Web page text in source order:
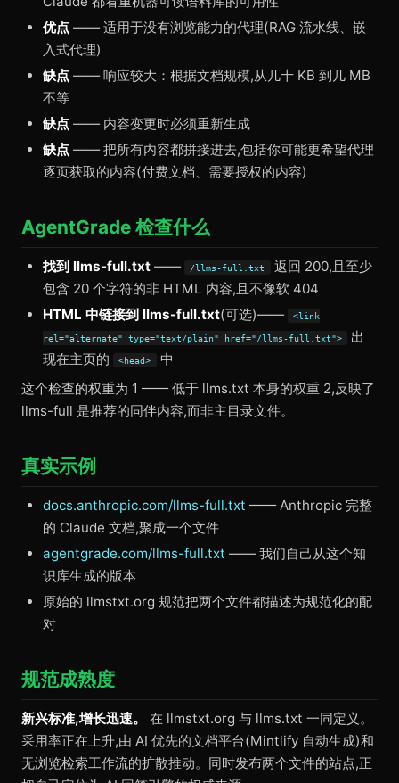
优点 —— 适用于没有浏览能力的代理(RAG 流水线、嵌
入式代理)
缺点 —— 响应较大：根据文档规模,从几十 KB 到几 MB
不等
缺点 —— 内容变更时必须重新生成
缺点 —— 把所有内容都拼接进去,包括你可能更希望代理
逐页获取的内容(付费文档、需要授权的内容)
AgentGrade 检查什么
找到 llms-full.txt —— /llms-full.txt
返回 200,且至少
包含 20 个字符的非 HTML 内容,且不像软 404
HTML 中链接到 llms-full.txt(可选)—— <link
rel="alternate" type="text/plain" href="/llms-full.txt">
出
现在主页的
<head>
中
这个检查的权重为 1 —— 低于 llms.txt 本身的权重 2,反映了
llms-full 是推荐的同伴内容,而非主目录文件。
真实示例
docs.anthropic.com/llms-full.txt —— Anthropic 完整
的 Claude 文档,聚成一个文件
agentgrade.com/llms-full.txt —— 我们自己从这个知
识库生成的版本
原始的 llmstxt.org 规范把两个文件都描述为规范化的配
对
规范成熟度
新兴标准,增长迅速。
在 llmstxt.org 与 llms.txt 一同定义。
采用率正在上升,由 AI 优先的文档平台(Mintlify 自动生成)和
无浏览检索工作流的扩散推动。同时发布两个文件的站点,正